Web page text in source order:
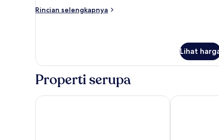
Rincian selengkapnya
Rincian
Resort
Room
Lihat
Properti serupa
AYANA Resort Bali AYANA